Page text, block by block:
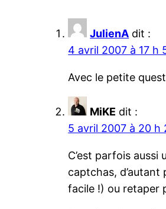
JulienA dit :
4 avril 2007 à 17 h
Avec le petite
MiKE dit :
5 avril 2007 à 20 h
C’est parfois
captchas, d’autant
facile !) ou retaper